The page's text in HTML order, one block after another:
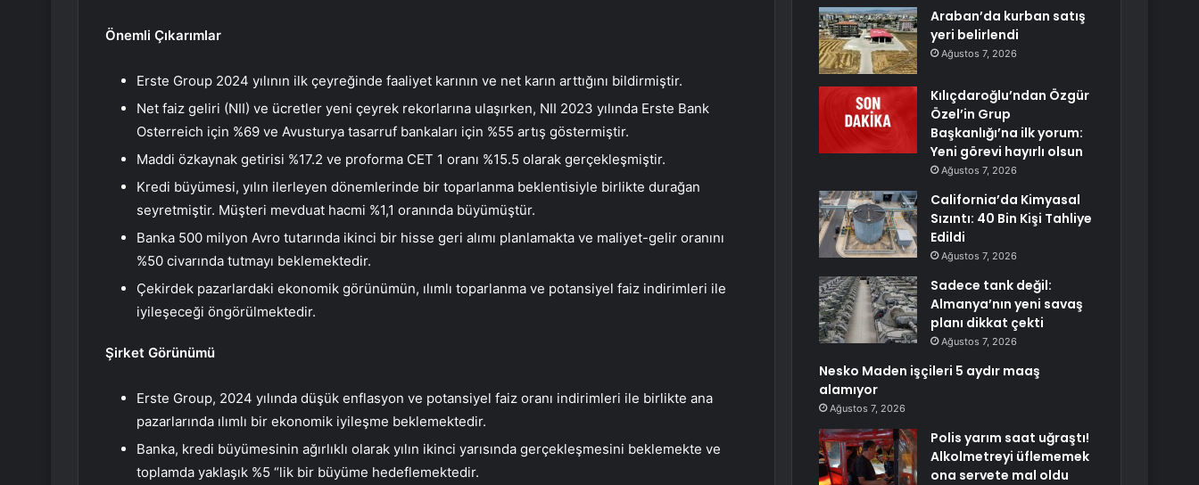
Önemli Çıkarımlar
Erste Group 2024 yılının ilk çeyreğinde faaliyet karının ve net karın arttığını bildirmiştir.
Net faiz geliri (NII) ve ücretler yeni çeyrek rekorlarına ulaşırken, NII 2023 yılında Erste Bank
Osterreich için %69 ve Avusturya tasarruf bankaları için %55 artış göstermiştir.
Maddi özkaynak getirisi %17.2 ve proforma CET 1 oranı %15.5 olarak gerçekleşmiştir.
Kredi büyümesi, yılın ilerleyen dönemlerinde bir toparlanma beklentisiyle birlikte durağan
seyretmiştir. Müşteri mevduat hacmi %1,1 oranında büyümüştür.
Banka 500 milyon Avro tutarında ikinci bir hisse geri alımı planlamakta ve maliyet-gelir oranını
%50 civarında tutmayı beklemektedir.
Çekirdek pazarlardaki ekonomik görünümün, ılımlı toparlanma ve potansiyel faiz indirimleri ile
iyileşeceği öngörülmektedir.
Şirket Görünümü
Erste Group, 2024 yılında düşük enflasyon ve potansiyel faiz oranı indirimleri ile birlikte ana
pazarlarında ılımlı bir ekonomik iyileşme beklemektedir.
Banka, kredi büyümesinin ağırlıklı olarak yılın ikinci yarısında gerçekleşmesini beklemekte ve
toplamda yaklaşık %5 “lik bir büyüme hedeflemektedir.
Araban’da kurban satış
yeri belirlendi
Ağustos 7, 2026
Kılıçdaroğlu’ndan Özgür
Özel’in Grup
Başkanlığı’na ilk yorum:
Yeni görevi hayırlı olsun
Ağustos 7, 2026
California’da Kimyasal
Sızıntı: 40 Bin Kişi Tahliye
Edildi
Ağustos 7, 2026
Sadece tank değil:
Almanya’nın yeni savaş
planı dikkat çekti
Ağustos 7, 2026
Nesko Maden işçileri 5 aydır maaş
alamıyor
Ağustos 7, 2026
Polis yarım saat uğraştı!
Alkolmetreyi üflememek
ona servete mal oldu